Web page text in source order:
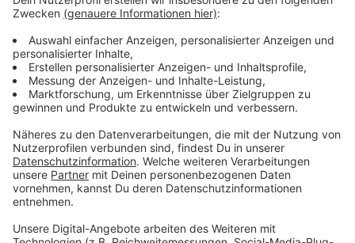
Wir benötigen Ihre
Zustimmung, um den YouTube
Video-Service zu laden!
Wir verwenden einen Service eines
Drittanbieters, um Videoinhalte
Daten zu Ihren Aktivitäten